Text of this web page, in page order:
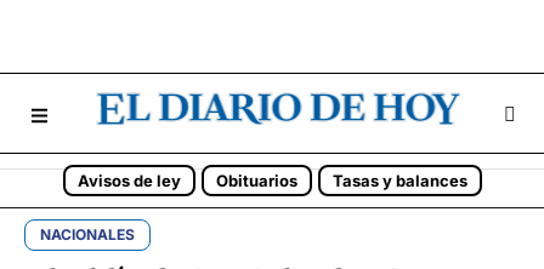
Avisos de ley Obituarios Tasas y balances
NACIONALES